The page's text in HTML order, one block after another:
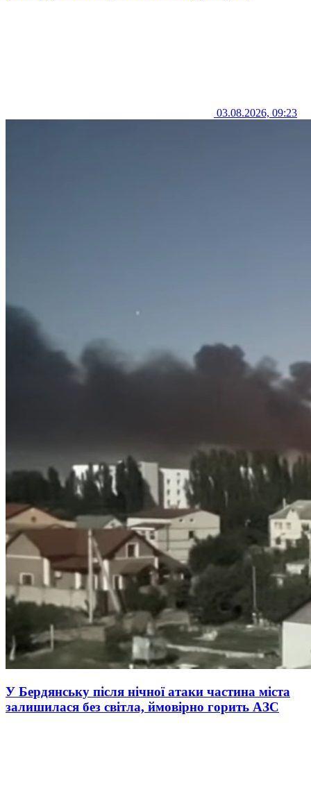
03.08.2026, 09:23
У Бердянську після нічної атаки частина міста
залишилася без світла, ймовірно горить АЗС